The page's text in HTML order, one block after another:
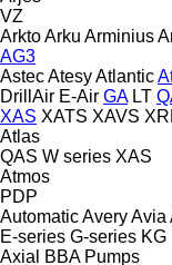
VZ
ArktoArku Arminius
AG3
AstecAtesyAtlantic
DrillAir E-Air GA LT
XAS XATS XAVS
Atlas
QAS W series XAS
Atmos
PDP
AutomaticAveryAvia
E-series G-series KG
Axial
BBA Pumps